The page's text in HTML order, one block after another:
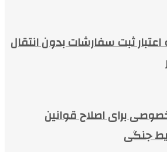
ثبت سفارشات بدون انتقال
برای اصلاح قوانین
جنگی